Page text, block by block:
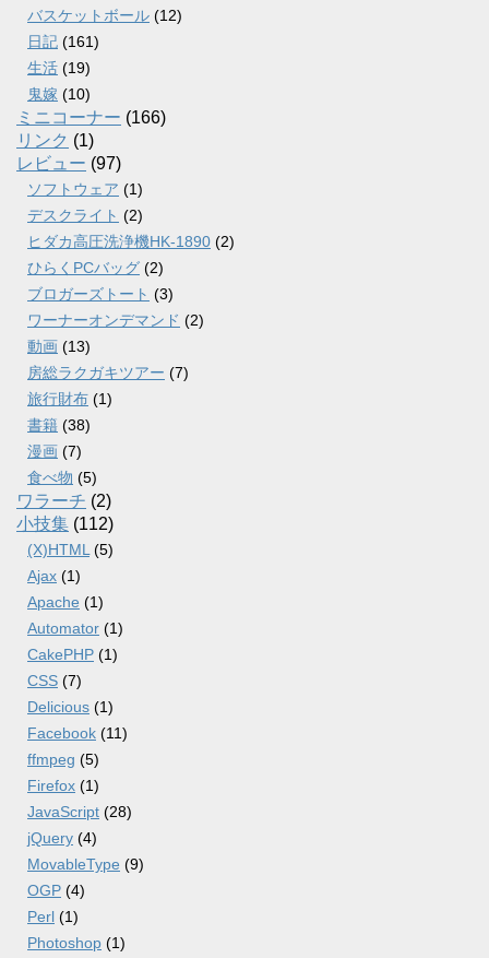
バスケットボール (12)
日記 (161)
生活 (19)
鬼嫁 (10)
ミニコーナー (166)
リンク (1)
レビュー (97)
ソフトウェア (1)
デスクライト (2)
ヒダカ高圧洗浄機HK-1890 (2)
ひらくPCバッグ (2)
ブロガーズトート (3)
ワーナーオンデマンド (2)
動画 (13)
房総ラクガキツアー (7)
旅行財布 (1)
書籍 (38)
漫画 (7)
食べ物 (5)
ワラーチ (2)
小技集 (112)
(X)HTML (5)
Ajax (1)
Apache (1)
Automator (1)
CakePHP (1)
CSS (7)
Delicious (1)
Facebook (11)
ffmpeg (5)
Firefox (1)
JavaScript (28)
jQuery (4)
MovableType (9)
OGP (4)
Perl (1)
Photoshop (1)